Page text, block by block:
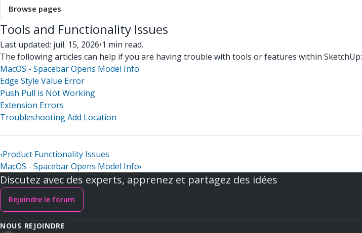
Browse pages
Tools and Functionality Issues
Last updated: juil. 15, 2026•1 min read.
The following articles can help if you are having trouble with tools or features within SketchUp:
MacOS - Spacebar Opens Model Info
Edge Style Value Error
Push Pull is Not Working
Extension Errors
Troubleshooting Add Location
‹Product Functionality Issues
MacOS - Spacebar Opens Model Info›
Discutez avec des experts, apprenez et partagez des idées
Rejoindre le forum
NOUS REJOINDRE